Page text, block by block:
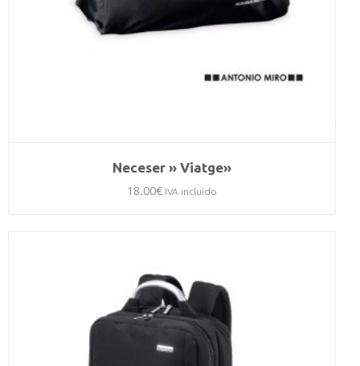
Neceser » Viatge»
18.00€ IVA incluido